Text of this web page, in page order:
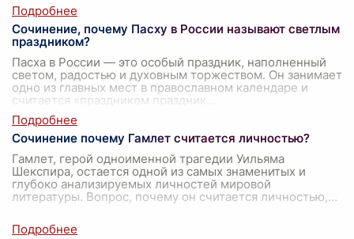
Сочинение, почему Пасху в России называют светлым
праздником?
Пасха в России — это особый праздник, наполненный
светом, радостью и духовным торжеством. Он занимает
одно из главных мест в православном календаре и
считается «праздником праздник
Сочинение почему Гамлет считается личностью?
Гамлет, герой одноименной трагедии Уильяма
Шекспира, остается одной из самых знаменитых и
глубоко анализируемых личностей мировой
литературы. Вопрос, почему он считается личностью,...